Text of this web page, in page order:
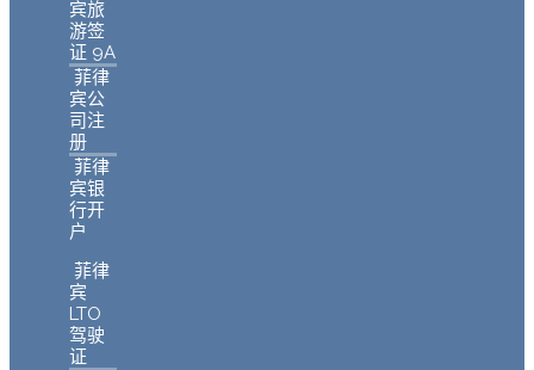
宾旅
游签
证 9A
菲律
宾公
司注
册
菲律
宾银
行开
户
菲律
宾
LTO
驾驶
证